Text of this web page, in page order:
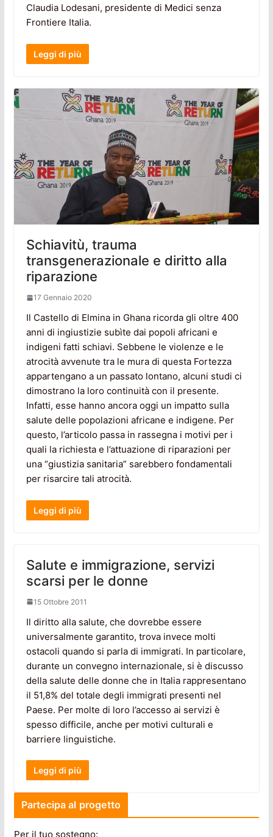
Claudia Lodesani, presidente di Medici senza
Frontiere Italia.
Leggi di più
Schiavitù, trauma
transgenerazionale e diritto alla
riparazione
17 Gennaio 2020
Il Castello di Elmina in Ghana ricorda gli oltre 400
anni di ingiustizie subìte dai popoli africani e
indigeni fatti schiavi. Sebbene le violenze e le
atrocità avvenute tra le mura di questa Fortezza
appartengano a un passato lontano, alcuni studi ci
dimostrano la loro continuità con il presente.
Infatti, esse hanno ancora oggi un impatto sulla
salute delle popolazioni africane e indigene. Per
questo, l’articolo passa in rassegna i motivi per i
quali la richiesta e l’attuazione di riparazioni per
una “giustizia sanitaria” sarebbero fondamentali
per risarcire tali atrocità.
Leggi di più
Salute e immigrazione, servizi
scarsi per le donne
15 Ottobre 2011
Il diritto alla salute, che dovrebbe essere
universalmente garantito, trova invece molti
ostacoli quando si parla di immigrati. In particolare,
durante un convegno internazionale, si è discusso
della salute delle donne che in Italia rappresentano
il 51,8% del totale degli immigrati presenti nel
Paese. Per molte di loro l’accesso ai servizi è
spesso difficile, anche per motivi culturali e
barriere linguistiche.
Leggi di più
Partecipa al progetto
Per il tuo sostegno: